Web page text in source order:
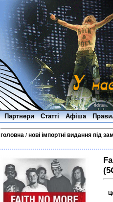
Партнери Статті Афіша
головна / нові імпортні видання під